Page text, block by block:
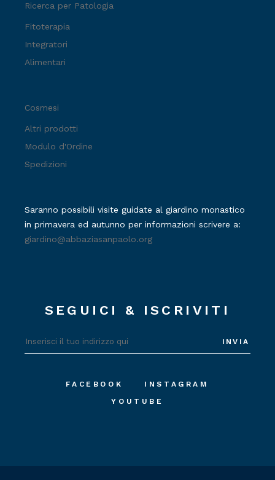
Ricerca per Patologia
Fitoterapia
Integratori
Alimentari
Cosmesi
Altri prodotti
Modulo d'Ordine
Spedizioni
Saranno possibili visite guidate al giardino monastico
in primavera ed autunno per informazioni scrivere a:
giardino@abbaziasanpaolo.org
SEGUICI & ISCRIVITI
INVIA
FACEBOOK
INSTAGRAM
YOUTUBE